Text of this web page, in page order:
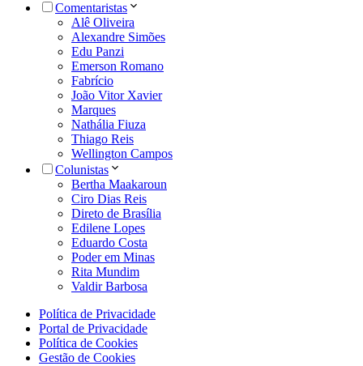
Comentaristas
Alê Oliveira
Alexandre Simões
Edu Panzi
Emerson Romano
Fabrício
João Vitor Xavier
Marques
Nathália Fiuza
Thiago Reis
Wellington Campos
Colunistas
Bertha Maakaroun
Ciro Dias Reis
Direto de Brasília
Edilene Lopes
Eduardo Costa
Poder em Minas
Rita Mundim
Valdir Barbosa
Política de Privacidade
Portal de Privacidade
Política de Cookies
Gestão de Cookies